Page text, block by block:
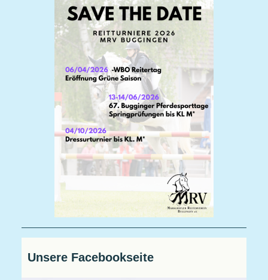
Unsere Facebookseite